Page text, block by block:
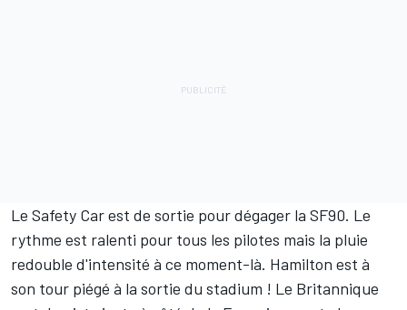
Le Safety Car est de sortie pour dégager la SF90. Le
rythme est ralenti pour tous les pilotes mais la pluie
redouble d'intensité à ce moment-là. Hamilton est à
son tour piégé à la sortie du stadium ! Le Britannique